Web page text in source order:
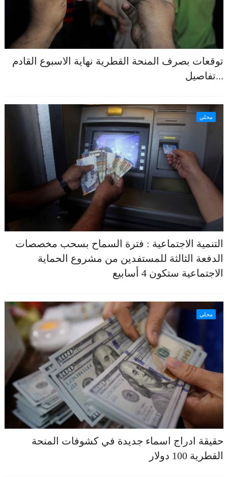
توقعات بصرف المنحة القطرية نهاية الاسبوع القادم
...تفاصيل
محلي
التنمية الاجتماعية : فترة السماح بسحب مخصصات
الدفعة الثالثة للمستفدين من مشروع الحماية
الاجتماعية ستكون 4 أسابيع
محلي
حقيقة ادراج اسماء جديدة في كشوفات المنحة
القطرية 100 دولار